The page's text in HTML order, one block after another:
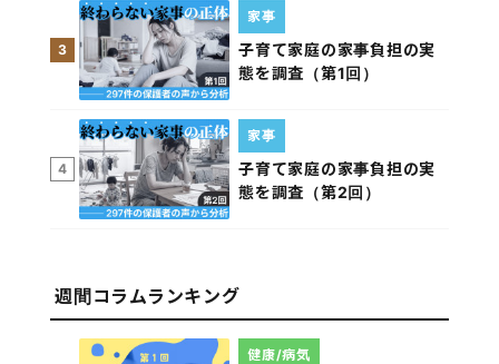
3
子育て家庭の家事負担の実
態を調査（第1回）
家事
4
子育て家庭の家事負担の実
態を調査（第2回）
家事
週間コラムランキング
健康/病気